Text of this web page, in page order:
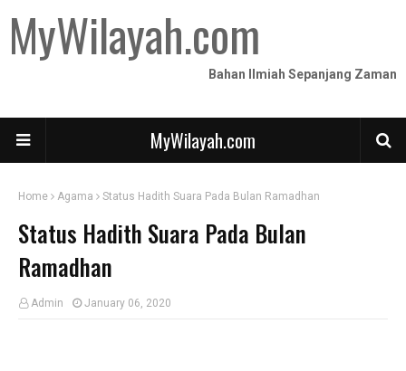
MyWilayah.com
Bahan Ilmiah Sepanjang Zaman
MyWilayah.com
Home Agama Status Hadith Suara Pada Bulan Ramadhan
Status Hadith Suara Pada Bulan
Ramadhan
Admin January 06, 2020